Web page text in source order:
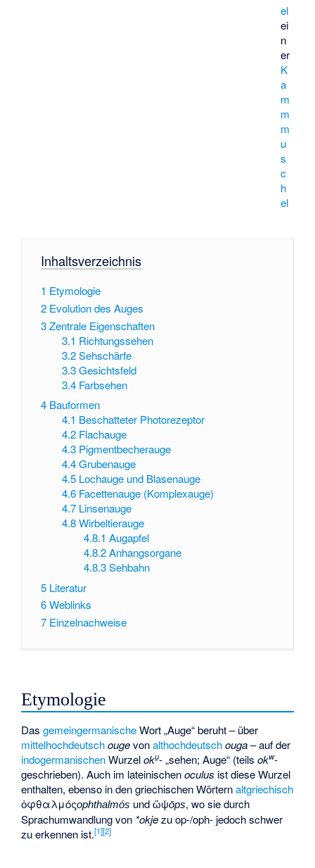
el
ei
n
er
K
a
m
m
m
u
s
c
h
el
Inhaltsverzeichnis
1 Etymologie
2 Evolution des Auges
3Zentrale Eigenschaften
3.1 Richtungssehen
3.2 Sehschärfe
3.3 Gesichtsfeld
3.4 Farbsehen
4 Bauformen
4.1 Beschatteter Photorezeptor
4.2 Flachauge
4.3 Pigmentbecherauge
4.4 Grubenauge
4.5 Lochauge und Blasenauge
4.6 Facettenauge (Komplexauge)
4.7 Linsenauge
4.8 Wirbeltierauge
4.8.1 Augapfel
4.8.2 Anhangsorgane
4.8.3 Sehbahn
5 Literatur
6Weblinks
7 Einzelnachweise
Etymologie
DasgemeingermanischeWort „Auge“ beruht – über
mittelhochdeutsch ougevonalthochdeutsch ouga– auf der
indogermanischenWurzeloku̯-„sehen; Auge“ (teilsokw-
geschrieben). Auch im lateinischenoculus ist diese Wurzel
enthalten, ebenso in den griechischen Wörternaltgriechisch
ὀφθαλμόςophthalmós undὤψōps, wo sie durch
Sprachumwandlung von *okjezu op-/oph- jedoch schwer
zu erkennen ist.[1][2]